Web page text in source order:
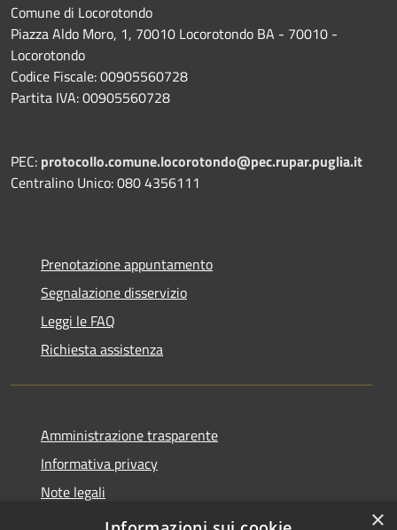
Comune di Locorotondo
Piazza Aldo Moro, 1, 70010 Locorotondo BA - 70010 -
Locorotondo
Codice Fiscale: 00905560728
Partita IVA: 00905560728
PEC: protocollo.comune.locorotondo@pec.rupar.puglia.it
Centralino Unico: 080 4356111
Prenotazione appuntamento
Segnalazione disservizio
Leggi le FAQ
Richiesta assistenza
Amministrazione trasparente
Informativa privacy
Note legali
Dichiarazione di accessibilità
×